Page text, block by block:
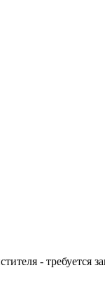
- требуется